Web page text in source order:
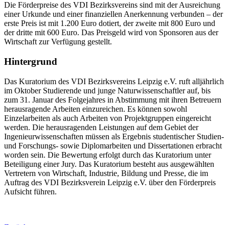
Die Förderpreise des VDI Bezirksvereins sind mit der Ausreichung
einer Urkunde und einer finanziellen Anerkennung verbunden – der
erste Preis ist mit 1.200 Euro dotiert, der zweite mit 800 Euro und
der dritte mit 600 Euro. Das Preisgeld wird von Sponsoren aus der
Wirtschaft zur Verfügung gestellt.
Hintergrund
Das Kuratorium des VDI Bezirksvereins Leipzig e.V. ruft alljährlich
im Oktober Studierende und junge Naturwissenschaftler auf, bis
zum 31. Januar des Folgejahres in Abstimmung mit ihren Betreuern
herausragende Arbeiten einzureichen. Es können sowohl
Einzelarbeiten als auch Arbeiten von Projektgruppen eingereicht
werden. Die herausragenden Leistungen auf dem Gebiet der
Ingenieurwissenschaften müssen als Ergebnis studentischer Studien-
und Forschungs- sowie Diplomarbeiten und Dissertationen erbracht
worden sein. Die Bewertung erfolgt durch das Kuratorium unter
Beteiligung einer Jury. Das Kuratorium besteht aus ausgewählten
Vertretern von Wirtschaft, Industrie, Bildung und Presse, die im
Auftrag des VDI Bezirksverein Leipzig e.V. über den Förderpreis
Aufsicht führen.